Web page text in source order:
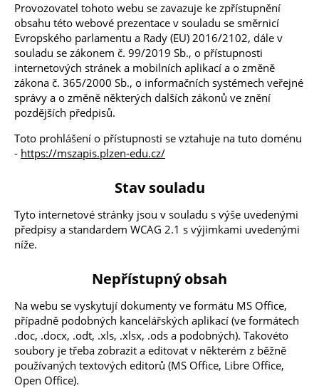
Provozovatel tohoto webu se zavazuje ke zpřístupnění
obsahu této webové prezentace v souladu se směrnicí
Evropského parlamentu a Rady (EU) 2016/2102, dále v
souladu se zákonem č. 99/2019 Sb., o přístupnosti
internetových stránek a mobilních aplikací a o změně
zákona č. 365/2000 Sb., o informačních systémech veřejné
správy a o změně některých dalších zákonů ve znění
pozdějších předpisů.
Toto prohlášení o přístupnosti se vztahuje na tuto doménu
- https://mszapis.plzen-edu.cz/
Stav souladu
Tyto internetové stránky jsou v souladu s výše uvedenými
předpisy a standardem WCAG 2.1 s výjimkami uvedenými
níže.
Nepřístupný obsah
Na webu se vyskytují dokumenty ve formátu MS Office,
případně podobných kancelářských aplikací (ve formátech
.doc, .docx, .odt, .xls, .xlsx, .ods a podobných). Takovéto
soubory je třeba zobrazit a editovat v některém z běžně
používaných textových editorů (MS Office, Libre Office,
Open Office).